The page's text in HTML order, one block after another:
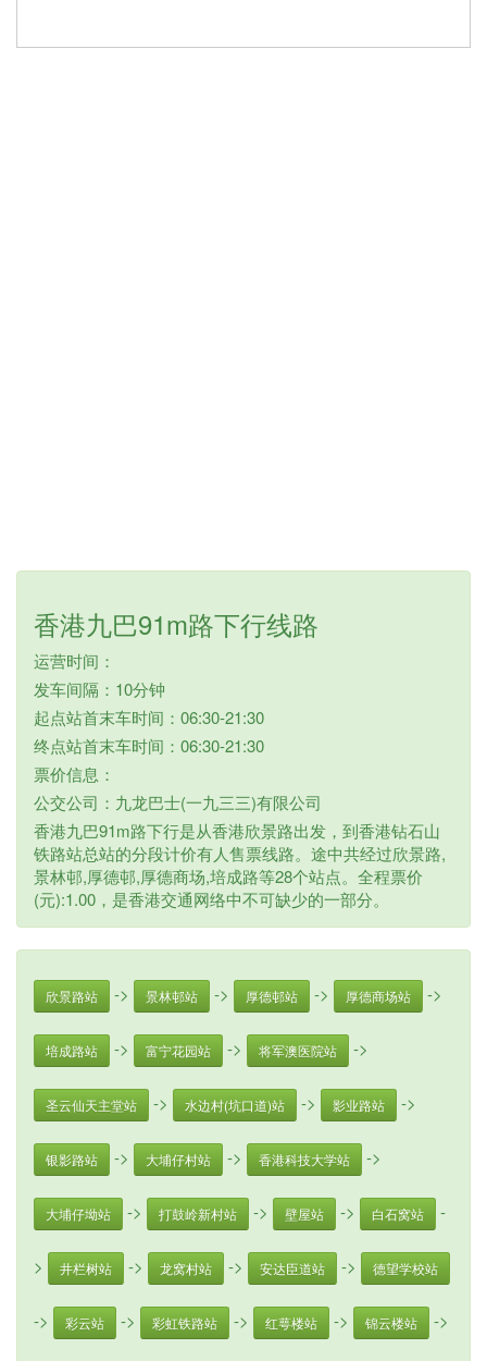
香港九巴91m路下行线路
运营时间：
发车间隔：10分钟
起点站首末车时间：06:30-21:30
终点站首末车时间：06:30-21:30
票价信息：
公交公司：九龙巴士(一九三三)有限公司
香港九巴91m路下行是从香港欣景路出发，到香港钻石山
铁路站总站的分段计价有人售票线路。途中共经过欣景路,
景林邨,厚德邨,厚德商场,培成路等28个站点。全程票价
(元):1.00，是香港交通网络中不可缺少的一部分。
欣景路站 -> 景林邨站 -> 厚德邨站 -> 厚德商场站 ->
培成路站 -> 富宁花园站 -> 将军澳医院站 ->
圣云仙天主堂站 -> 水边村(坑口道)站 -> 影业路站 ->
银影路站 -> 大埔仔村站 -> 香港科技大学站 ->
大埔仔坳站 -> 打鼓岭新村站 -> 壁屋站 -> 白石窝站 -
> 井栏树站 -> 龙窝村站 -> 安达臣道站 -> 德望学校站
-> 彩云站 -> 彩虹铁路站 -> 红萼楼站 -> 锦云楼站 ->